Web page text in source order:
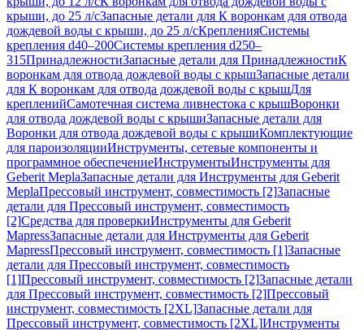
крыши, до 25 л/сЗапасные детали для К воронкам для отвода
дождевой воды с крыши, до 25 л/сКрепленияСистемы
крепления d40–200Системы крепления d250–
315ПринадлежностиЗапасные детали для ПринадлежностиК
воронкам для отвода дождевой воды с крышЗапасные детали
для К воронкам для отвода дождевой воды с крышДля
крепленийСамотечная система ливнестока с крышВоронки
для отвода дождевой воды с крышиЗапасные детали для
Воронки для отвода дождевой воды с крышиКомплектующие
для пароизоляцииИнструменты, сетевые компоненты и
программное обеспечениеИнструментыИнструменты для
Geberit MeplaЗапасные детали для Инструменты для Geberit
MeplaПрессовый инструмент, совместимость [2]Запасные
детали для Прессовый инструмент, совместимость
[2]Средства для проверкиИнструменты для Geberit
MapressЗапасные детали для Инструменты для Geberit
MapressПрессовый инструмент, совместимость [1]Запасные
детали для Прессовый инструмент, совместимость
[1]Прессовый инструмент, совместимость [2]Запасные детали
для Прессовый инструмент, совместимость [2]Прессовый
инструмент, совместимость [2XL]Запасные детали для
Прессовый инструмент, совместимость [2XL]Инструменты